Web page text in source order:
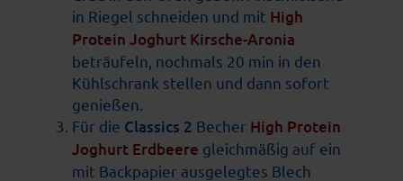
in Riegel schneiden und mit High
Protein Joghurt Kirsche-Aronia
beträufeln, nochmals 20 min in den
Kühlschrank stellen und dann sofort
genießen.
Für die Classics 2 Becher High Protein
Joghurt Erdbeere gleichmäßig auf ein
mit Backpapier ausgelegtes Blech